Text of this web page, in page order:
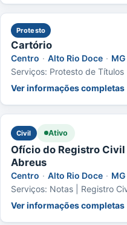
Protesto
Cartório
Centro · Alto Rio Doce · MG
Serviços: Protesto de Títulos
Ver informações
Civil Ativo
Ofício do Registro
Abreus
Centro · Alto Rio Doce · MG
Serviços: Notas | Registro
Ver informações